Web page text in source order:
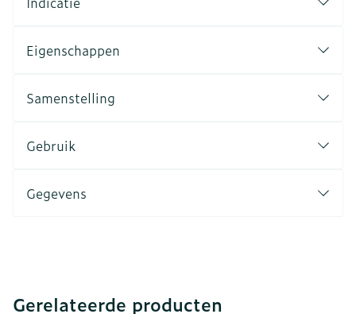
Eigenschappen
Samenstelling
Gebruik
Gegevens
Gerelateerde producten